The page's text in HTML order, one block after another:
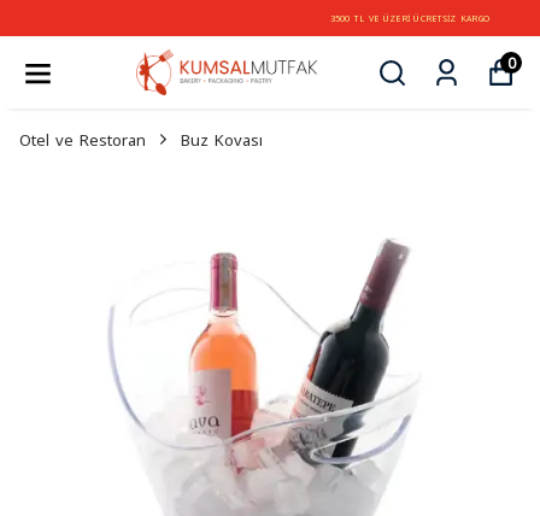
3500 TL VE ÜZERİ ÜCRETSİZ KARGO
0
Otel ve Restoran Buz Kovası